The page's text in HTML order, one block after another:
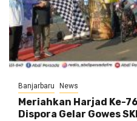
Banjarbaru News
Meriahkan Harjad Ke-
Dispora Gelar Gowes